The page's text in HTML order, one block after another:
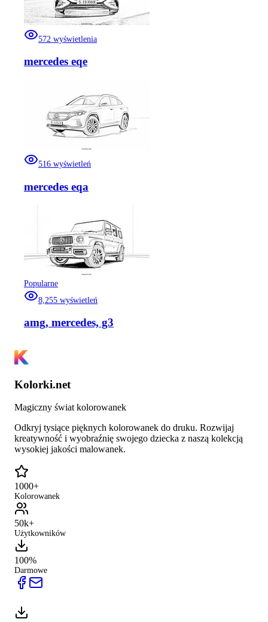
572 wyświetlenia
mercedes eqe
516 wyświetleń
mercedes eqa
Popularne
8,255 wyświetleń
amg, mercedes, g3
Kolorki.net
Magiczny świat kolorowanek
Odkryj tysiące pięknych kolorowanek do druku. Rozwijaj
kreatywność i wyobraźnię swojego dziecka z naszą kolekcją
wysokiej jakości malowanek.
1000+
Kolorowanek
50k+
Użytkowników
100%
Darmowe